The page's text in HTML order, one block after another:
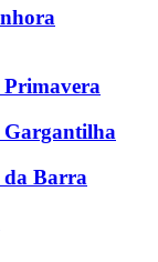
Primavera
Gargantilha
da Barra